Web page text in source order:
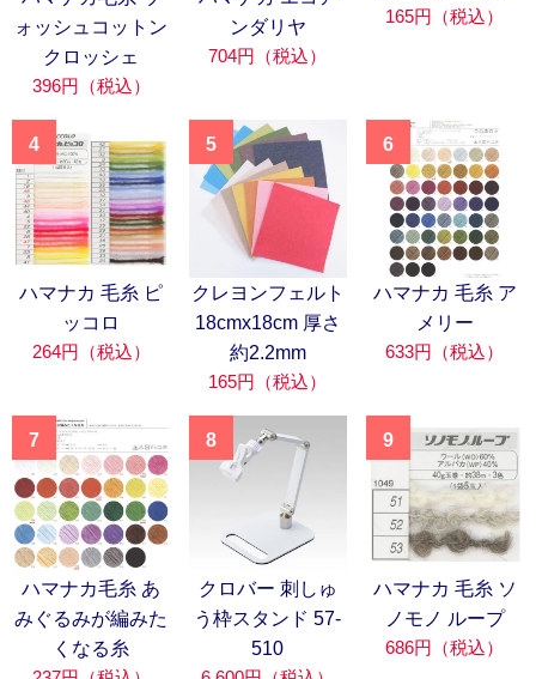
ォッシュコットン
クロッシェ
396円（税込）
ンダリヤ
704円（税込）
165円（税込）
4
ハマナカ 毛糸 ピ
ッコロ
264円（税込）
5
クレヨンフェルト
18cmx18cm 厚さ
約2.2mm
165円（税込）
6
ハマナカ 毛糸 ア
メリー
633円（税込）
7
ハマナカ毛糸 あ
みぐるみが編みた
くなる糸
8
クロバー 刺しゅ
う枠スタンド 57-
510
9
ハマナカ 毛糸 ソ
ノモノ ループ
686円（税込）